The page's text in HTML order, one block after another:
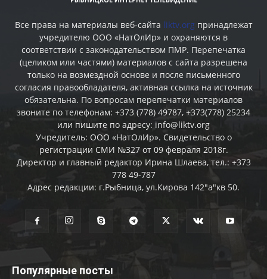
Все права на материалы веб-сайта liktv.org принадлежат
учредителю ООО «НатОлИр» и охраняются в
соответствии с законодательством ПМР. Перепечатка
(целиком или частями) материалов c сайта разрешена
только на возмездной основе и после письменного
согласия правообладателя, активная ссылка на источник
обязательна. По вопросам перепечатки материалов
звоните по телефонам: +373 (778) 49787, +373(778) 25234
или пишите по адресу: info@liktv.org
Учредитель: ООО «НатОлИр». Свидетельство о
регистрации СМИ №327 от 09 февраля 2018г.
Директор и главный редактор Ирина Шлаева, тел.: +373
778 49-787
Адрес редакции: г.Рыбница, ул.Кирова 142"а"кв 50.
Популярные посты